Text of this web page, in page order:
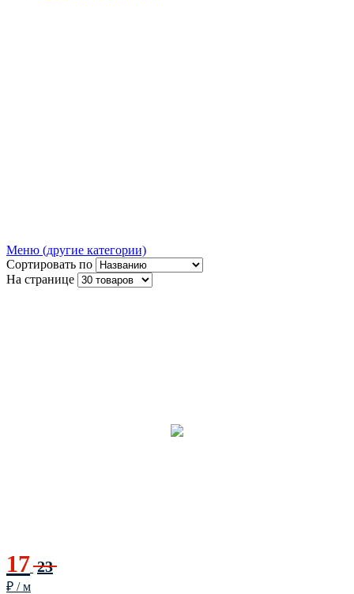
Меню (другие категории)
Сортировать по
На странице
17 23
₽ / м